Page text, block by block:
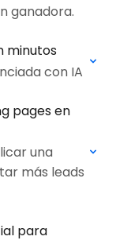
ganadora.
minutos
con IA
pages en
una
más leads
para